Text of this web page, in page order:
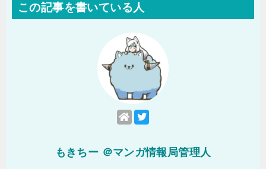
この記事を書いている人
もきちー ＠マンガ情報局管理人